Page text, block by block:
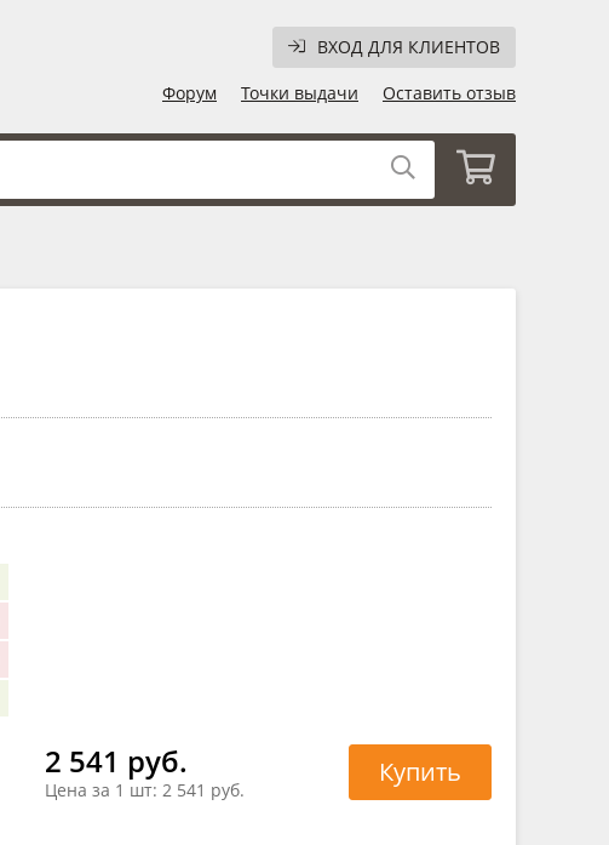
ВХОД ДЛЯ КЛИЕНТОВ
Форум
Точки выдачи Оставить отзыв
2 541 руб.
Цена за 1 шт: 2 541 руб.
Купить